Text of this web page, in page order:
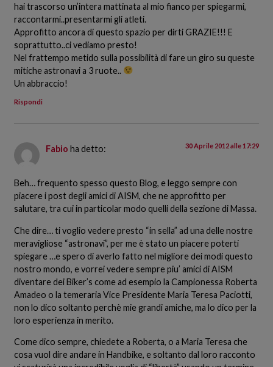
hai trascorso un’intera mattinata al mio fianco per spiegarmi,
raccontarmi..presentarmi gli atleti.
Approfitto ancora di questo spazio per dirti GRAZIE!!! E
soprattutto..ci vediamo presto!
Nel frattempo metido sulla possibilità di fare un giro su queste
mitiche astronavi a 3 ruote..
Un abbraccio!
Rispondi
Fabio ha detto: 30 Aprile 2012 alle 17:29
Beh… frequento spesso questo Blog, e leggo sempre con
piacere i post degli amici di AISM, che ne approfitto per
salutare, tra cui in particolar modo quelli della sezione di Massa.
Che dire… ti voglio vedere presto “in sella” ad una delle nostre
meravigliose “astronavi”, per me è stato un piacere poterti
spiegare …e spero di averlo fatto nel migliore dei modi questo
nostro mondo, e vorrei vedere sempre piu’ amici di AISM
diventare dei Biker’s come ad esempio la Campionessa Roberta
Amadeo o la temeraria Vice Presidente Maria Teresa Paciotti,
non lo dico soltanto perchè mie grandi amiche, ma lo dico per la
loro esperienza in merito.
Come dico sempre, chiedete a Roberta, o a Maria Teresa che
cosa vuol dire andare in Handbike, e soltanto dal loro racconto